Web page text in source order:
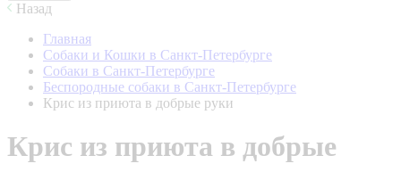
Назад
Главная
Собаки и Кошки в Санкт-Петербурге
Собаки в Санкт-Петербурге
Беспородные собаки в Санкт-Петербурге
Крис из приюта в добрые руки
Крис из приюта в добрые